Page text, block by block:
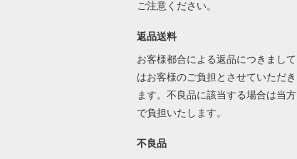
ご注意ください。
返品送料
お客様都合による返品につきまして
はお客様のご負担とさせていただき
ます。不良品に該当する場合は当方
で負担いたします。
不良品